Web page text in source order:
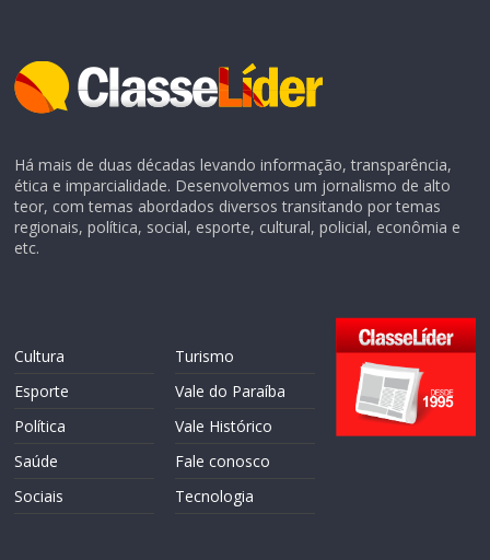
Há mais de duas décadas levando informação, transparência,
ética e imparcialidade. Desenvolvemos um jornalismo de alto
teor, com temas abordados diversos transitando por temas
regionais, política, social, esporte, cultural, policial, econômia e
etc.
Cultura
Esporte
Política
Saúde
Sociais
Turismo
Vale do Paraíba
Vale Histórico
Fale conosco
Tecnologia